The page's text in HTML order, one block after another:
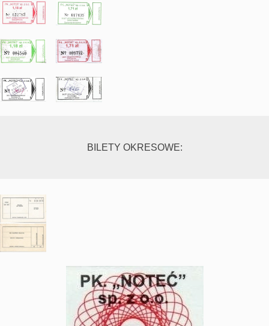
BILETY OKRESOWE: